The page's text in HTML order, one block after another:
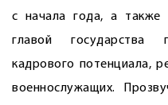
с начала года, а также
главой государства
кадрового потенциала,
военнослужащих.